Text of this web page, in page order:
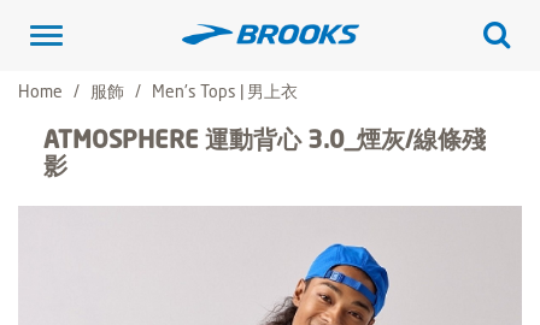
Toggle
Home
服飾 Men's Tops | 男上衣
ATMOSPHERE 運動背心 3.0_煙灰/線條殘
影